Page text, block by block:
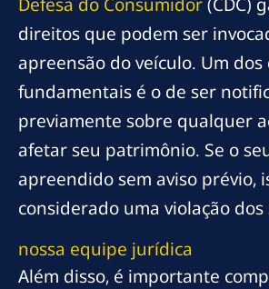
direitos que podem ser
apreensão do veículo. Um
fundamentais é o de ser
previamente sobre qualquer
afetar seu patrimônio. Se o
apreendido sem aviso prévio,
considerado uma violação
nossa equipe jurídica
Além disso, é importante